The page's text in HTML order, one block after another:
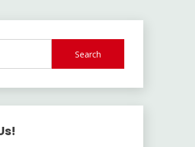
Search